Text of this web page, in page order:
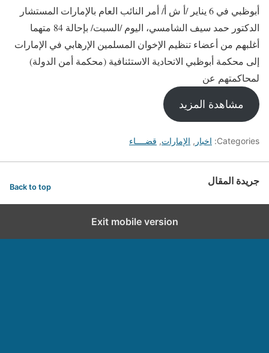
أبوظبي في 6 يناير /أ ش أ/ أمر النائب العام بالإمارات المستشار
الدكتور حمد سيف الشامسي، اليوم /السبت/ بإحالة 84 متهما
أغلبهم من أعضاء تنظيم الإخوان المسلمين الإرهابي في الإمارات
إلى محكمة أبوظبي الاتحادية الاستئنافية (محكمة أمن الدولة)
لمحاكمتهم عن
مشاهدة المزيد
Categories: اخبار , الإمارات, قضــــاء
جريدة المقال Back to top
Exit mobile version